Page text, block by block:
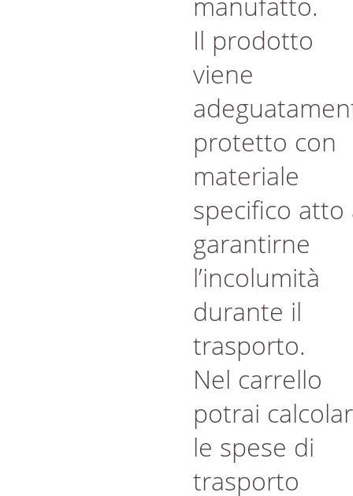
Il prodotto
viene
protetto con
materiale
specifico atto
garantirne
l’incolumità
durante il
trasporto.
Nel carrello
potrai
le spese di
trasporto